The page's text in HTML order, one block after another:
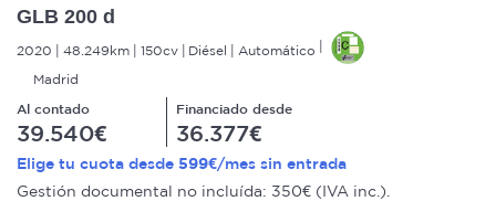
GLB 200 d
2020 48.249km 150cv Diésel
Automático
Madrid
Al contado
39.540€
Financiado desde
36.377€
Elige tu cuota desde 599€/mes sin entrada
Gestión documental no incluída: 350€ (IVA inc.).